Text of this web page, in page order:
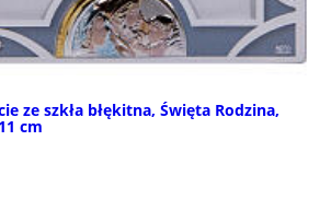
ze szkła błękitna, Święta Rodzina,
cm